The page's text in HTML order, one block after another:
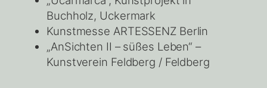
Buchholz, Uckermark
Kunstmesse ARTESSENZ Berlin
„AnSichten II – süßes Leben“ –
Kunstverein Feldberg / Feldberg